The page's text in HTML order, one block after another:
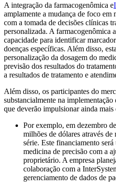
A integração da farmacogenômica e
amplamente a mudança de foco em
com a tomada de decisões clínicas
personalizada. A farmacogenômica
capacidade para identificar
doenças específicas. Além disso,
personalização da dosagem do
previsão dos resultados do
a resultados de tratamento e
Além disso, os participantes do
substancialmente na implementação
que deverão impulsionar ainda mais
Por exemplo, em dezembro
milhões de dólares através
série. Este financiamento
medicina de precisão com a
proprietário. A empresa
colaboração com a
gerenciamento de dados de